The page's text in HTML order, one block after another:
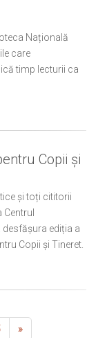
Națională
care
timp lecturii ca
Copii și
și toți cititorii
desfășura ediția a
Copii și Tineret.
»